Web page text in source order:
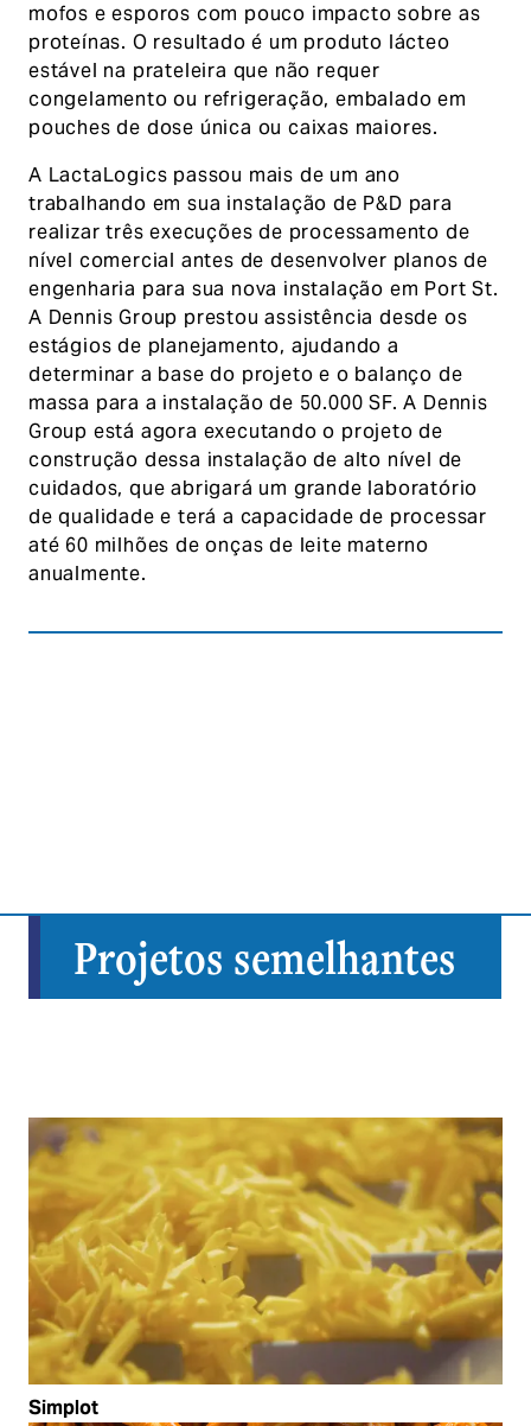
mofos e esporos com pouco impacto sobre as
proteínas. O resultado é um produto lácteo
estável na prateleira que não requer
congelamento ou refrigeração, embalado em
pouches de dose única ou caixas maiores.
A LactaLogics passou mais de um ano
trabalhando em sua instalação de P&D para
realizar três execuções de processamento de
nível comercial antes de desenvolver planos de
engenharia para sua nova instalação em Port St.
A Dennis Group prestou assistência desde os
estágios de planejamento, ajudando a
determinar a base do projeto e o balanço de
massa para a instalação de 50.000 SF. A Dennis
Group está agora executando o projeto de
construção dessa instalação de alto nível de
cuidados, que abrigará um grande laboratório
de qualidade e terá a capacidade de processar
até 60 milhões de onças de leite materno
anualmente.
Projetos semelhantes
Simplot